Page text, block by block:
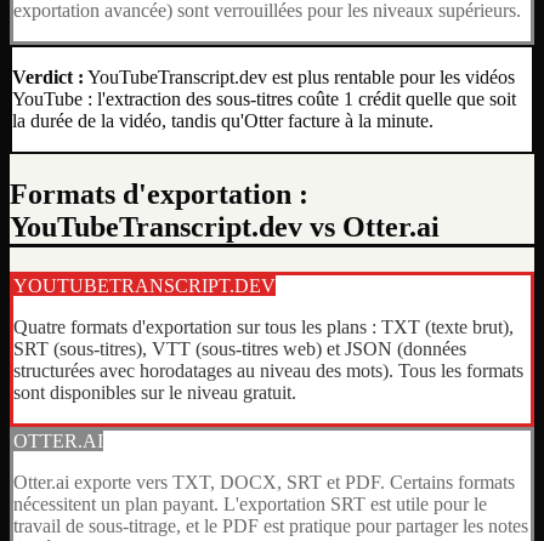
exportation avancée) sont verrouillées pour les niveaux supérieurs.
Verdict : YouTubeTranscript.dev est plus rentable pour les vidéos
YouTube : l'extraction des sous-titres coûte 1 crédit quelle que soit
la durée de la vidéo, tandis qu'Otter facture à la minute.
Formats d'exportation :
YouTubeTranscript.dev vs Otter.ai
YOUTUBETRANSCRIPT.DEV
Quatre formats d'exportation sur tous les plans : TXT (texte brut),
SRT (sous-titres), VTT (sous-titres web) et JSON (données
structurées avec horodatages au niveau des mots). Tous les formats
sont disponibles sur le niveau gratuit.
OTTER.AI
Otter.ai exporte vers TXT, DOCX, SRT et PDF. Certains formats
nécessitent un plan payant. L'exportation SRT est utile pour le
travail de sous-titrage, et le PDF est pratique pour partager les notes